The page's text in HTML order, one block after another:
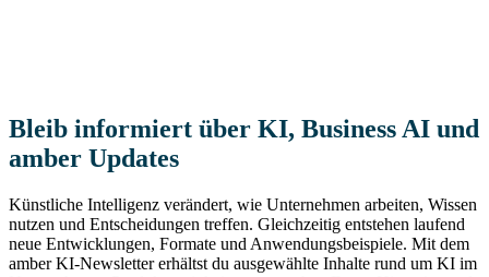
Bleib informiert über KI, Business AI und
amber Updates
Künstliche Intelligenz verändert, wie Unternehmen arbeiten, Wissen
nutzen und Entscheidungen treffen. Gleichzeitig entstehen laufend
neue Entwicklungen, Formate und Anwendungsbeispiele. Mit dem
amber KI-Newsletter erhältst du ausgewählte Inhalte rund um KI im